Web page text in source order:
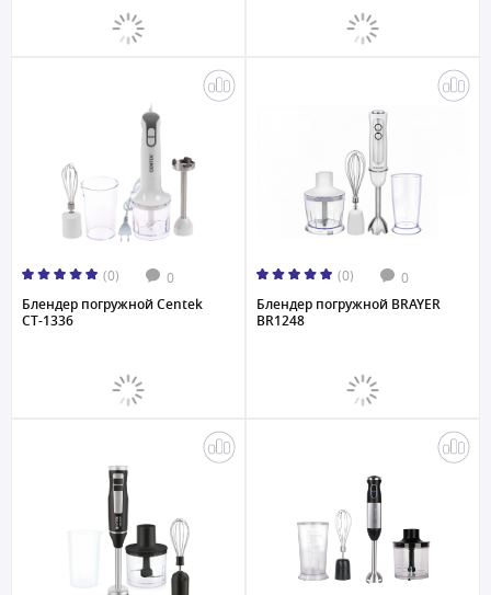
(0) 0
Блендер погружной Centek
CT-1336
(0) 0
Блендер погружной BRAYER
BR1248